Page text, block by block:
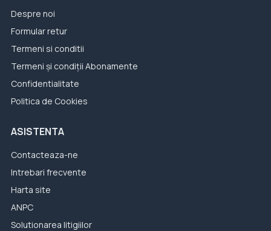
Despre noi
Formular retur
Termeni si conditii
Termeni și condiții Abonamente
Confidentialitate
Politica de Cookies
ASISTENTA
Contacteaza-ne
Intrebari frecvente
Harta site
ANPC
Solutionarea litigiilor